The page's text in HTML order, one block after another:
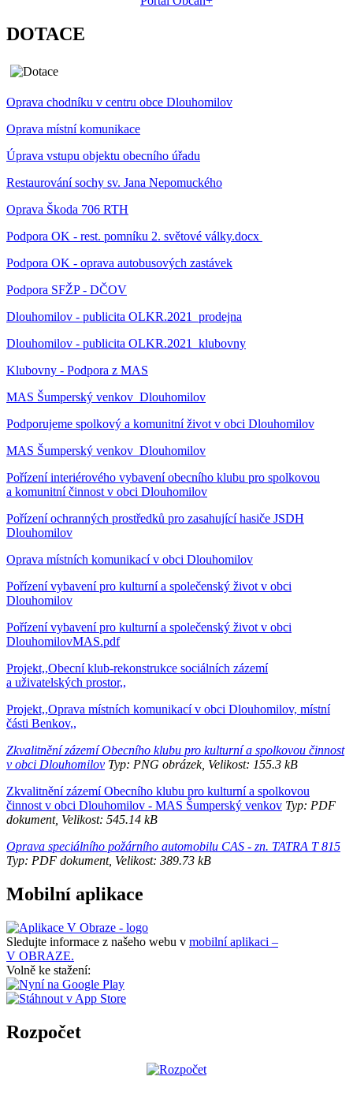
DOTACE
Oprava chodníku v centru obce Dlouhomilov
Oprava místní komunikace
Úprava vstupu objektu obecního úřadu
Restaurování sochy sv. Jana Nepomuckého
Oprava Škoda 706 RTH
Podpora OK - rest. pomníku 2. světové války.docx
Podpora OK - oprava autobusových zastávek
Podpora SFŽP - DČOV
Dlouhomilov - publicita OLKR.2021_prodejna
Dlouhomilov - publicita OLKR.2021_klubovny
Klubovny - Podpora z MAS
MAS Šumperský venkov_Dlouhomilov
Podporujeme spolkový a komunitní život v obci Dlouhomilov
MAS Šumperský venkov_Dlouhomilov
Pořízení interiérového vybavení obecního klubu pro spolkovou
a komunitní činnost v obci Dlouhomilov
Pořízení ochranných prostředků pro zasahující hasiče JSDH
Dlouhomilov
Oprava místních komunikací v obci Dlouhomilov
Pořízení vybavení pro kulturní a společenský život v obci
Dlouhomilov
Pořízení vybavení pro kulturní a společenský život v obci
DlouhomilovMAS.pdf
Projekt,,Obecní klub-rekonstrukce sociálních zázemí
a uživatelských prostor,,
Projekt,,Oprava místních komunikací v obci Dlouhomilov, místní
části Benkov,,
Zkvalitnění zázemí Obecního klubu pro kulturní a spolkovou činnost
v obci Dlouhomilov Typ: PNG obrázek, Velikost: 155.3 kB
Zkvalitnění zázemí Obecního klubu pro kulturní a spolkovou
činnost v obci Dlouhomilov - MAS Šumperský venkov Typ: PDF
dokument, Velikost: 545.14 kB
Oprava speciálního požárního automobilu CAS - zn. TATRA T 815
Typ: PDF dokument, Velikost: 389.73 kB
Mobilní aplikace
Sledujte informace z našeho webu v mobilní aplikaci –
V OBRAZE.
Volně ke stažení:
Rozpočet